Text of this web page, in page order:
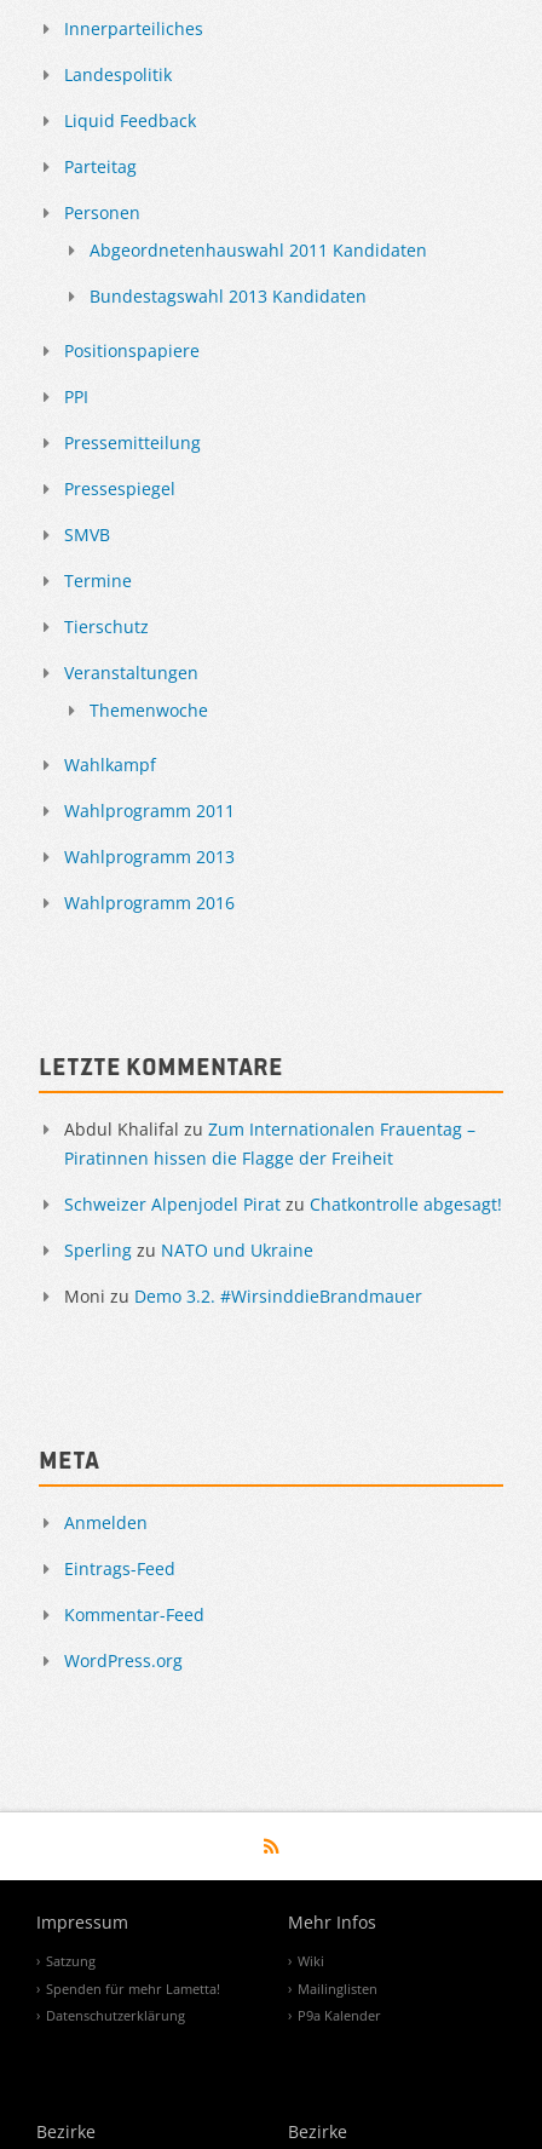
Innerparteiliches
Landespolitik
Liquid Feedback
Parteitag
Personen
Abgeordnetenhauswahl 2011 Kandidaten
Bundestagswahl 2013 Kandidaten
Positionspapiere
PPI
Pressemitteilung
Pressespiegel
SMVB
Termine
Tierschutz
Veranstaltungen
Themenwoche
Wahlkampf
Wahlprogramm 2011
Wahlprogramm 2013
Wahlprogramm 2016
Letzte Kommentare
Abdul Khalifal zu Zum Internationalen Frauentag –
Piratinnen hissen die Flagge der Freiheit
Schweizer Alpenjodel Pirat zu Chatkontrolle abgesagt!
Sperling zu NATO und Ukraine
Moni zu Demo 3.2. #WirsinddieBrandmauer
Meta
Anmelden
Eintrags-Feed
Kommentar-Feed
WordPress.org
Impressum
Satzung
Spenden für mehr Lametta!
Datenschutzerklärung
Mehr Infos
Wiki
Mailinglisten
P9a Kalender
Bezirke Bezirke